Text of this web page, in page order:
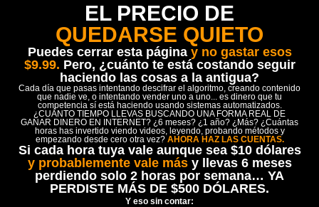
EL PRECIO DE
QUEDARSE QUIETO
Puedes cerrar esta página y no gastar esos
$9.99. Pero, ¿cuánto te está costando seguir
haciendo las cosas a la antigua?
Cada día que pasas intentando descifrar el algoritmo, creando contenido
que nadie ve, o intentando vender uno a uno... es dinero que tu
competencia sí está haciendo usando sistemas automatizados.
¿CUÁNTO TIEMPO LLEVAS BUSCANDO UNA FORMA REAL DE
GANAR DINERO EN INTERNET? ¿6 meses? ¿1 año? ¿Más? ¿Cuántas
horas has invertido viendo videos, leyendo, probando métodos y
empezando desde cero otra vez? AHORA HAZ LAS CUENTAS.
Si cada hora tuya vale aunque sea $10 dólares
y probablemente vale más y llevas 6 meses
perdiendo solo 2 horas por semana… YA
PERDISTE MÁS DE $500 DÓLARES.
Y eso sin contar: